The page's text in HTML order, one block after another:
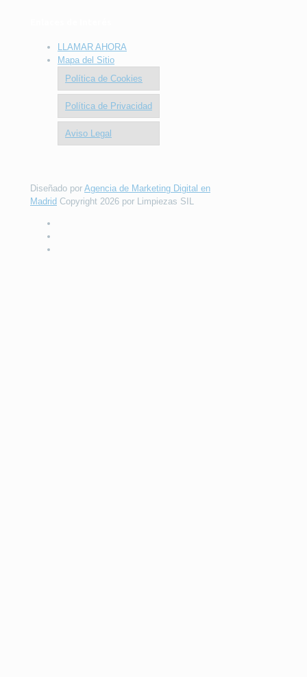
LLAMAR AHORA
Mapa del Sitio
Política de Cookies
Política de Privacidad
Aviso Legal
Diseñado por Agencia de Marketing Digital en
Madrid Copyright 2026 por Limpiezas SIL